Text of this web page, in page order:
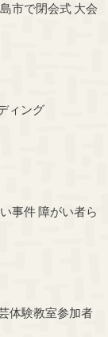
市で閉会式 大会
ィング
事件 障がい者ら
体験教室参加者